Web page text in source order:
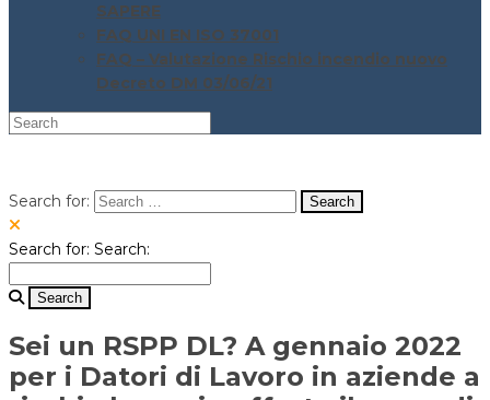
SAPERE
FAQ UNI EN ISO 37001
FAQ – Valutazione Rischio incendio nuovo
Decreto DM 03/06/21
Search for:
Search for: Search:
Sei un RSPP DL? A gennaio 2022
per i Datori di Lavoro in aziende a